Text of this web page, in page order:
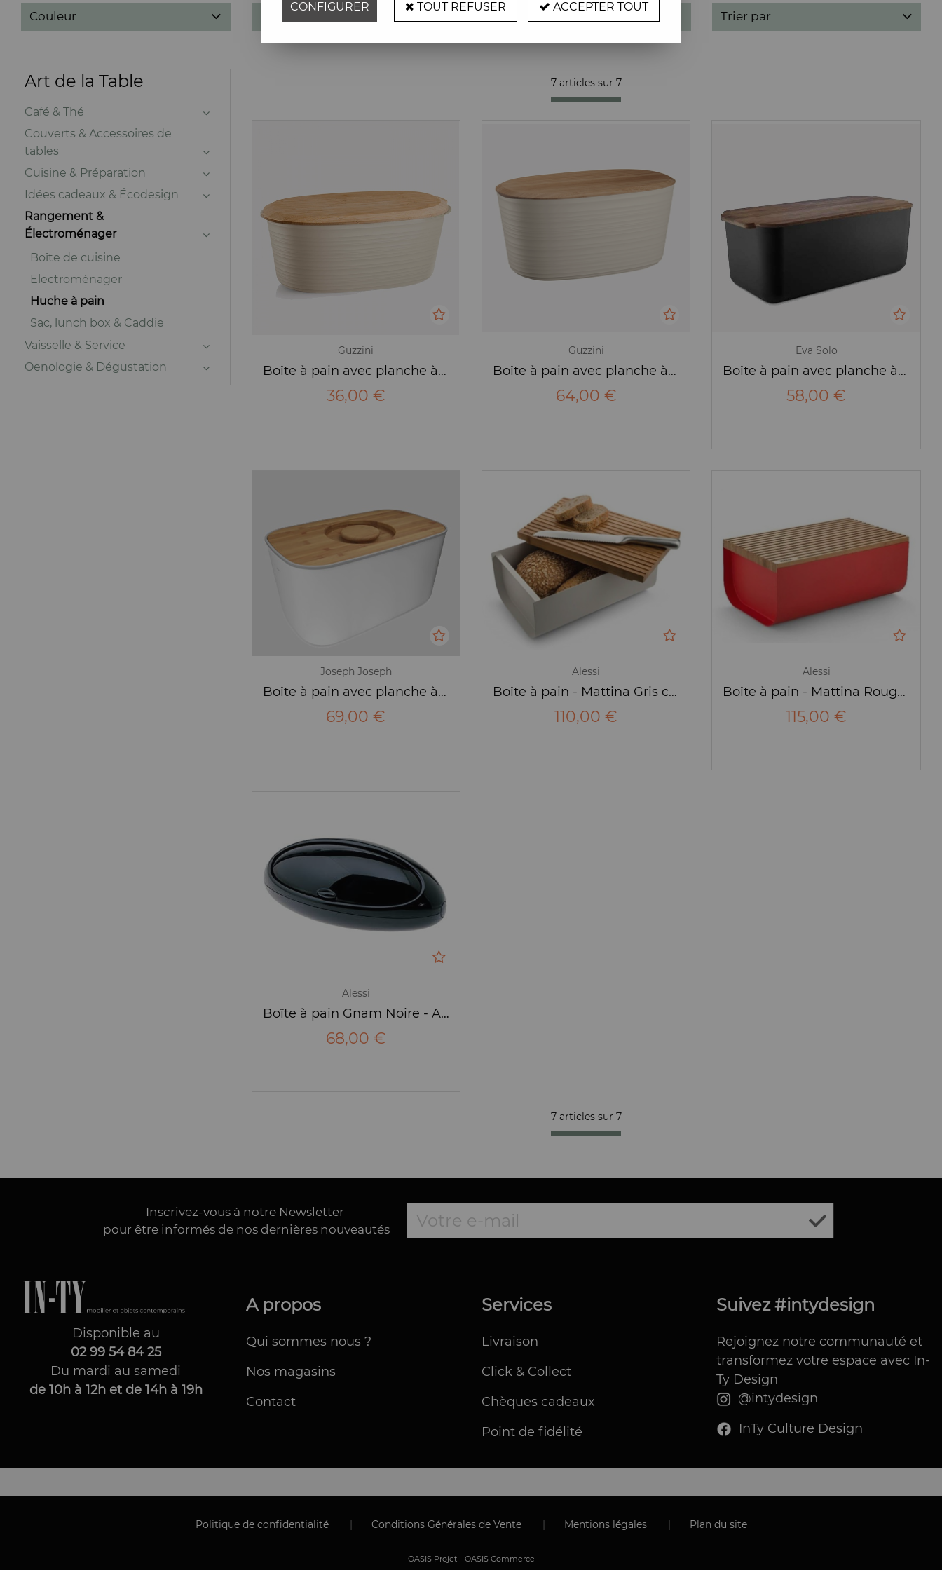
Couleur Trier par
Art de la Table
Café & Thé
Couverts & Accessoires de
tables
Cuisine & Préparation
Idées cadeaux & Écodesign
Rangement &
Électroménager
Boîte de cuisine
Electroménager
Huche à pain
Sac, lunch box & Caddie
Vaisselle & Service
Oenologie & Dégustation
7 articles sur 7
Guzzini
Boîte à pain avec planche à découper Tierra Argile - 3L- Guzzini
36,00 €
Guzzini
Boîte à pain avec planche à découper Tierra - Guzzini
64,00 €
Eva Solo
Boîte à pain avec planche à découper - Eva solo
58,00 €
Joseph Joseph
Boîte à pain avec planche à découper blanche - Joseph Joseph
69,00 €
Alessi
Boîte à pain - Mattina Gris clair - Alessi
110,00 €
Alessi
Boîte à pain - Mattina Rouge - Alessi
115,00 €
Alessi
Boîte à pain Gnam Noire - Alessi
68,00 €
7 articles sur 7
Inscrivez-vous à notre Newsletter
pour être informés de nos dernières nouveautés
Disponible au
02 99 54 84 25
Du mardi au samedi
de 10h à 12h et de 14h à 19h
A propos
Qui sommes nous ?
Nos magasins
Contact
Services
Livraison
Click & Collect
Chèques cadeaux
Point de fidélité
Suivez #intydesign
Rejoignez notre communauté et
transformez votre espace avec In-
Ty Design
@intydesign
InTy Culture Design
Politique de confidentialité | Conditions Générales de Vente | Mentions légales | Plan du site
OASIS Projet- OASIS Commerce
CONFIGURER TOUT REFUSER ACCEPTER TOUT